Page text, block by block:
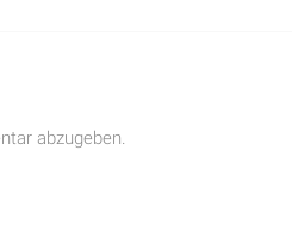
abzugeben.